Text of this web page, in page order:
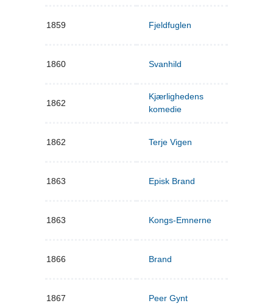
1859 Fjeldfuglen
1860 Svanhild
1862
Kjærlighedens
komedie
1862 Terje Vigen
1863 Episk Brand
1863 Kongs-Emnerne
1866 Brand
1867 Peer Gynt